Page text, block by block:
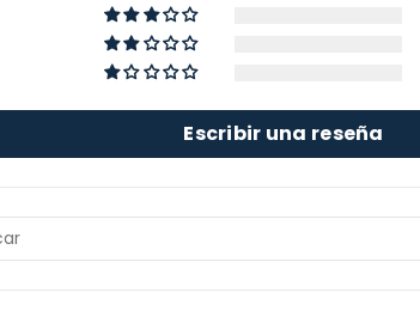
Escribir una reseña